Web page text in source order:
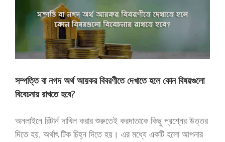
সম্পত্তি বা নগদ অর্থ আয়কর বিবরণীতে দেখাতে হলে কোন বিষয়গুলো
বিবেচনায় রাখতে হবে?
অনলাইনে রিটার্ন দাখিল করার শুরুতেই করদাতাকে কিছু প্রশ্নের উত্তর
দিতে হয়, অর্থাৎ টিক চিহ্ন দিতে হয়। এর মধ্যে একটি হলো আপনার